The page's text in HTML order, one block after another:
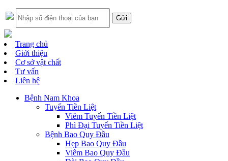
Trang chủ
Giới thiệu
Cơ sở vật chất
Tư vấn
Liên hệ
Bệnh Nam Khoa
Tuyến Tiền Liệt
Viêm Tuyến Tiền Liệt
Phì Đại Tuyến Tiền Liệt
Bệnh Bao Quy Đầu
Hẹp Bao Quy Đầu
Viêm Bao Quy Đầu